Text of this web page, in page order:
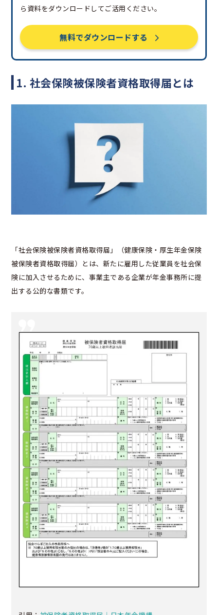
ら資料をダウンロードしてご活用ください。
無料でダウンロードする
1. 社会保険被保険者資格取得届とは
「社会保険被保険者資格取得届」（健康保険・厚生年金保険
被保険者資格取得届）とは、新たに雇用した従業員を社会保
険に加入させるために、事業主である企業が年金事務所に提
出する公的な書類です。